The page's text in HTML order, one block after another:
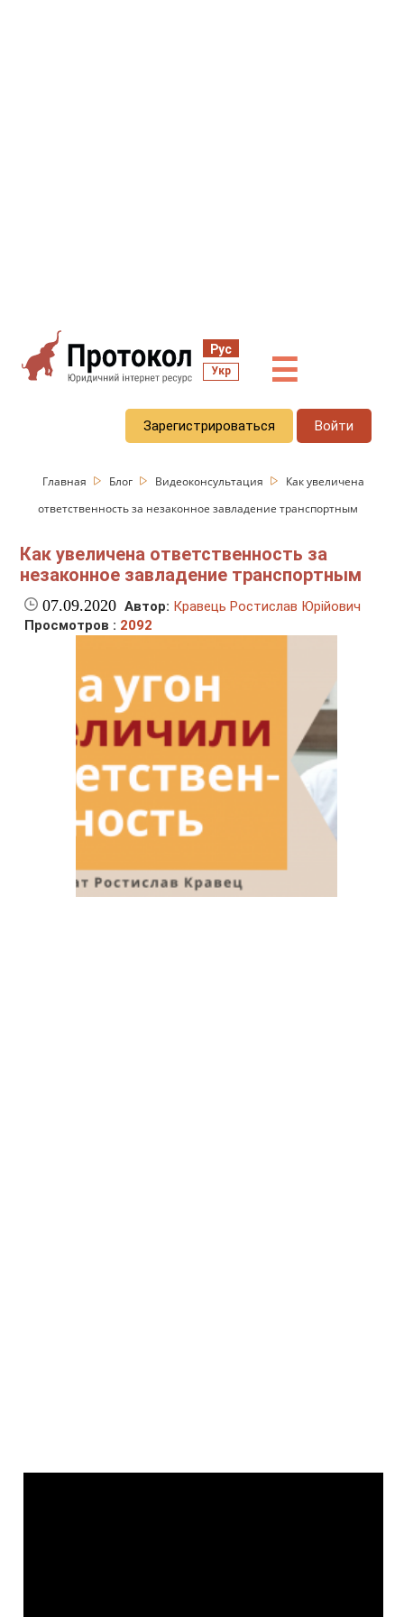
Рус
Укр ☰
Зарегистрироваться Войти
Главная Блог Видеоконсультация
Как увеличена
ответственность за незаконное завладение транспортным
Как увеличена ответственность за
незаконное завладение транспортным
07.09.2020 Автор: Кравець Ростислав Юрійович
Просмотров : 2092